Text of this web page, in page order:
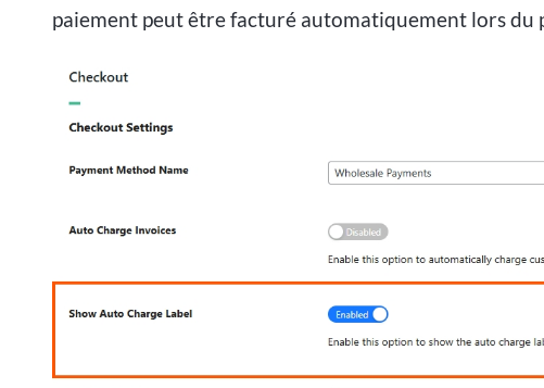
paiement peut être facturé automatiquement lors du